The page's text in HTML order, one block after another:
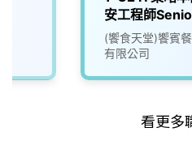
安工程師
Engineer
(饗食天堂)饗賓
有限公司
看更多